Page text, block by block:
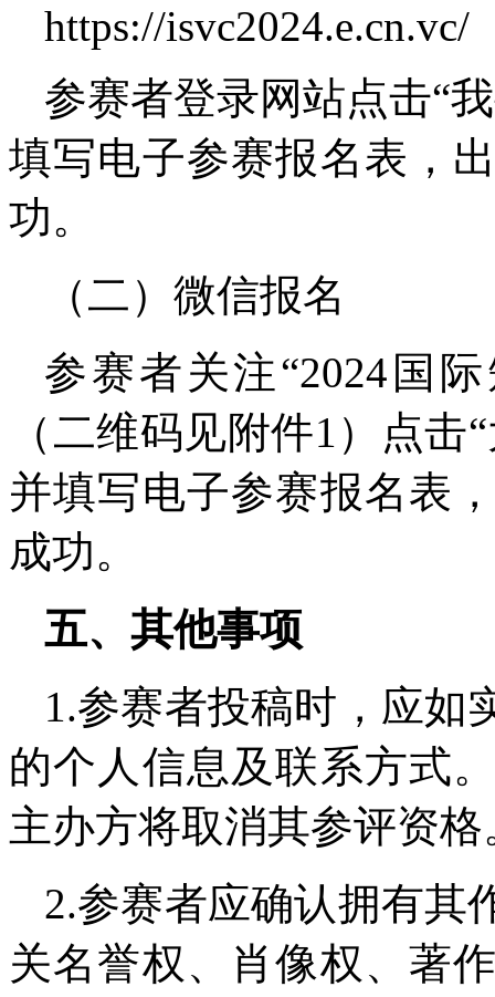
https://isvc2024.e.cn.vc/
参赛者登录网站点击“
填写电子参赛报名表，
功。
（二）微信报名
参赛者关注“2024国
（二维码见附件1）点
并填写电子参赛报名表
成功。
五、其他事项
1.参赛者投稿时，应如
的个人信息及联系方式
主办方将取消其参评资格
2.参赛者应确认拥有其
关名誉权、肖像权、著